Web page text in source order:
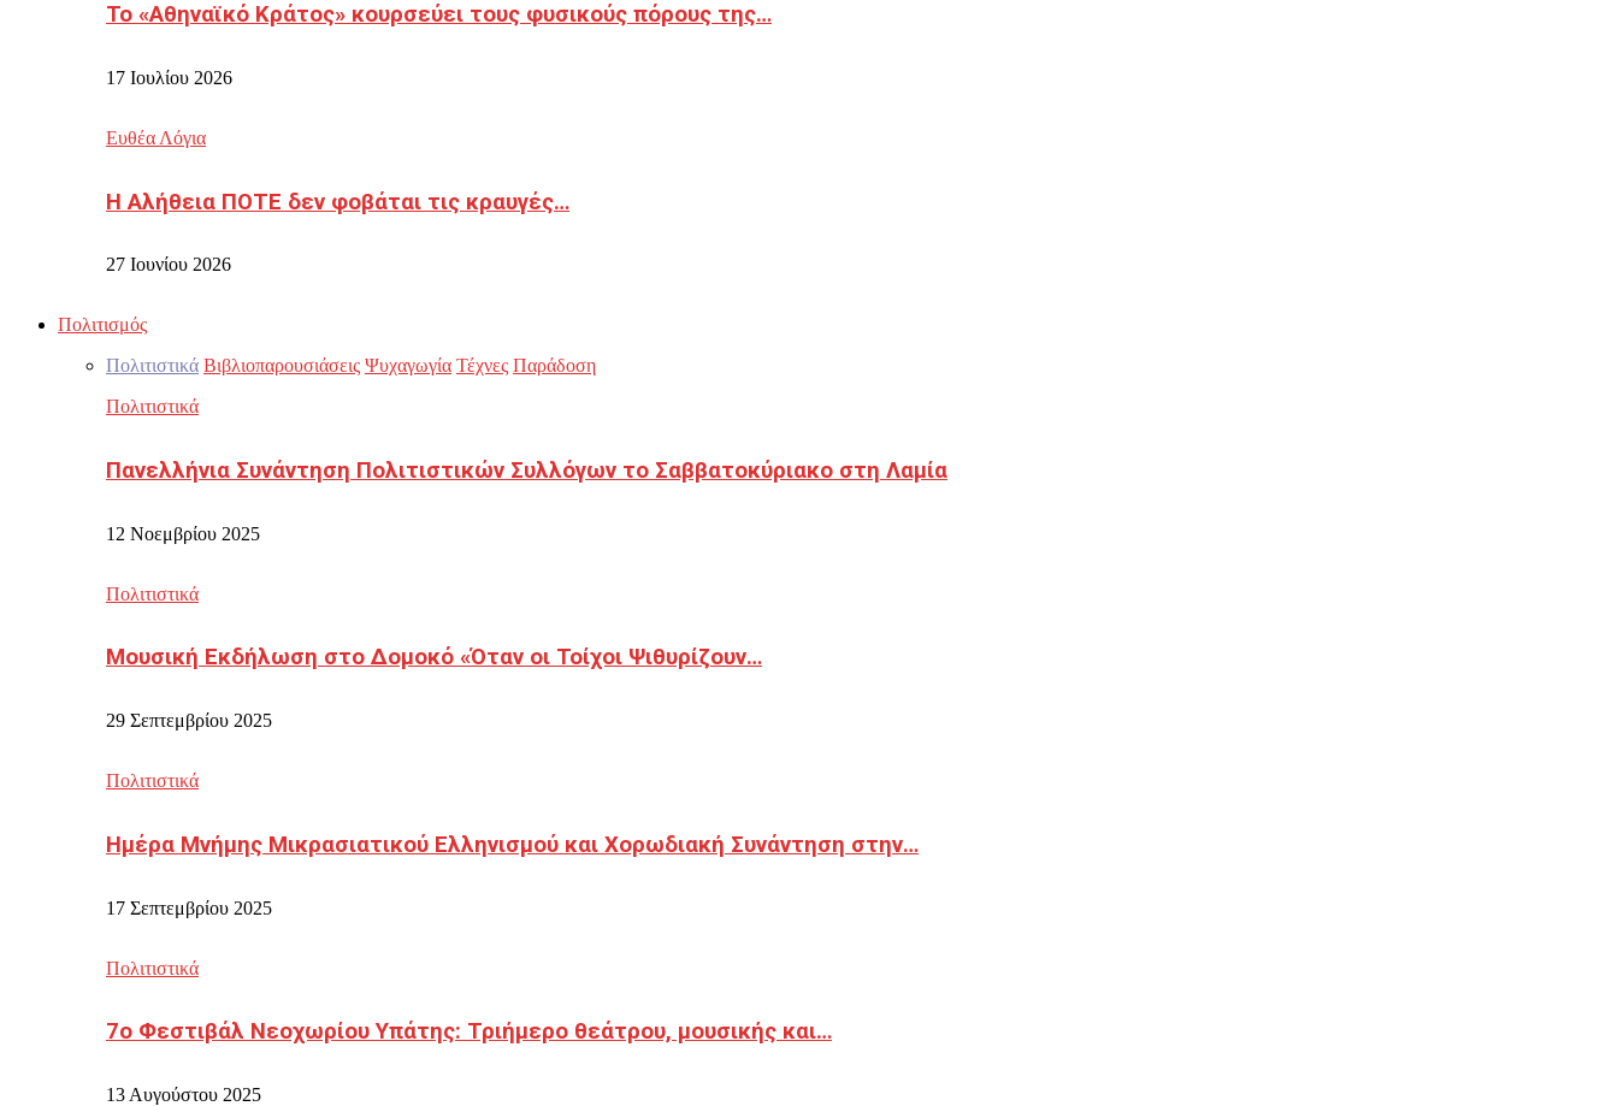
Το «Αθηναϊκό Κράτος» κουρσεύει τους φυσικούς πόρους της…
17 Ιουλίου 2026
Ευθέα Λόγια
Η Αλήθεια ΠΟΤΕ δεν φοβάται τις κραυγές…
27 Ιουνίου 2026
Πολιτισμός
Πολιτιστικά Βιβλιοπαρουσιάσεις Ψυχαγωγία Τέχνες Παράδοση
Πολιτιστικά
Πανελλήνια Συνάντηση Πολιτιστικών Συλλόγων το Σαββατοκύριακο στη Λαμία
12 Νοεμβρίου 2025
Πολιτιστικά
Μουσική Εκδήλωση στο Δομοκό «Όταν οι Τοίχοι Ψιθυρίζουν…
29 Σεπτεμβρίου 2025
Πολιτιστικά
Ημέρα Μνήμης Μικρασιατικού Ελληνισμού και Χορωδιακή Συνάντηση στην…
17 Σεπτεμβρίου 2025
Πολιτιστικά
7ο Φεστιβάλ Νεοχωρίου Υπάτης: Τριήμερο θεάτρου, μουσικής και…
13 Αυγούστου 2025